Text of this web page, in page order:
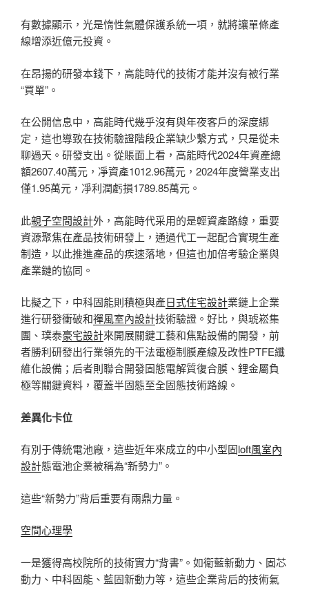
有數據顯示，光是惰性氣體保護系統一項，就將讓單條產
線增添近億元投資。
在昂揚的研發本錢下，高能時代的技術才能并沒有被行業
“買單”。
在公開信息中，高能時代幾乎沒有與年夜客戶的深度綁
定，這也導致在技術驗證階段企業缺少繫方式，只是從未
聊過天。研發支出。從賬面上看，高能時代2024年資產總
額2607.40萬元，凈資產1012.96萬元，2024年度營業支出
僅1.95萬元，凈利潤虧損1789.85萬元。
此親子空間設計外，高能時代采用的是輕資產路線，重要
資源聚焦在產品技術研發上，通過代工一起配合實現生產
制造，以此推進產品的疾速落地，但這也加倍考驗企業與
產業鏈的協同。
比擬之下，中科固能則積極與產日式住宅設計業鏈上企業
進行研發衝破和禪風室內設計技術驗證。好比，與琥崧集
團、璞泰豪宅設計來開展關鍵工藝和焦點設備的開發，前
者勝利研發出行業領先的干法電極制膜產線及改性PTFE纖
維化設備；后者則聯合開發固態電解質復合膜、鋰金屬負
極等關鍵資料，覆蓋半固態至全固態技術路線。
差異化卡位
有別于傳統電池廠，這些近年來成立的中小型固loft風室內
設計態電池企業被稱為“新勢力”。
這些“新勢力”背后重要有兩鼎力量。
空間心理學
一是獲得高校院所的技術實力“背書”。如衛藍新動力、固芯
動力、中科固能、藍固新動力等，這些企業背后的技術氣